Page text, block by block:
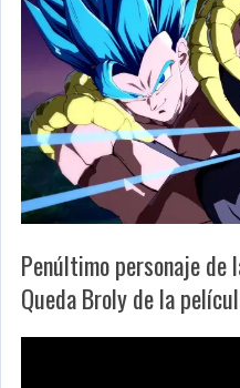
Penúltimo personaje de
Queda Broly de la